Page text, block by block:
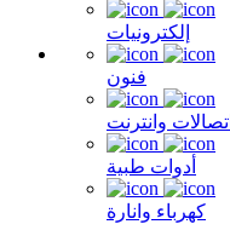
إلكترونيات
فنون
اتصالات وانترنت
أدوات طبية
كهرباء وانارة